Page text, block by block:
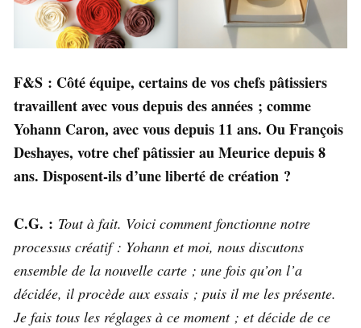
F&S : Côté équipe, certains de vos chefs pâtissiers
travaillent avec vous depuis des années ; comme
Yohann Caron, avec vous depuis 11 ans. Ou François
Deshayes, votre chef pâtissier au Meurice depuis 8
ans. Disposent-ils d’une liberté de création ?
C.G. : Tout à fait. Voici comment fonctionne notre
processus créatif : Yohann et moi, nous discutons
ensemble de la nouvelle carte ; une fois qu’on l’a
décidée, il procède aux essais ; puis il me les présente.
Je fais tous les réglages à ce moment ; et décide de ce